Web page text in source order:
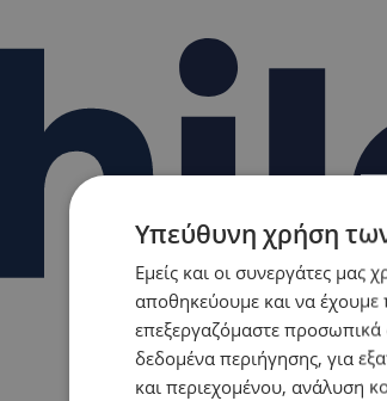
Υπεύθυνη χρήση
Εμείς και οι συνεργάτες μας
αποθηκεύουμε και να
επεξεργαζόμαστε
δεδομένα περιήγησης, για
και περιεχομένου, ανάλυση